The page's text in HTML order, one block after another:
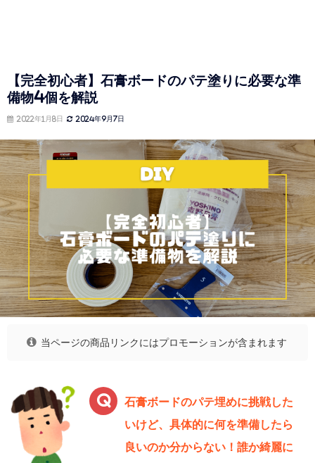
【完全初心者】石膏ボードのパテ塗りに必要な準
備物4個を解説
2022年1月8日 2024年9月7日
当ページの商品リンクにはプロモーションが含まれます
石膏ボードのパテ埋めに挑戦した
いけど、具体的に何を準備したら
良いのか分からない！誰か綺麗に